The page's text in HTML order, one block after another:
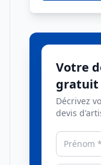
Votre
gratuit
Décrivez
devis